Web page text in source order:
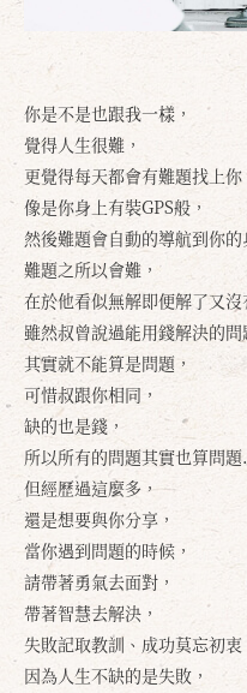
你是不是也跟我一樣，
覺得人生很難，
更覺得每天都會有難題找上你
像是你身上有裝GPS般，
然後難題會自動的導航到你
難題之所以會難，
在於他看似無解即便解了又沒
雖然叔曾說過能用錢解決的問
其實就不能算是問題，
可惜叔跟你相同，
缺的也是錢，
所以所有的問題其實也算問題
但經歷過這麼多，
還是想要與你分享，
當你遇到問題的時候，
請帶著勇氣去面對，
帶著智慧去解決，
失敗記取教訓、成功莫忘初衷
因為人生不缺的是失敗，